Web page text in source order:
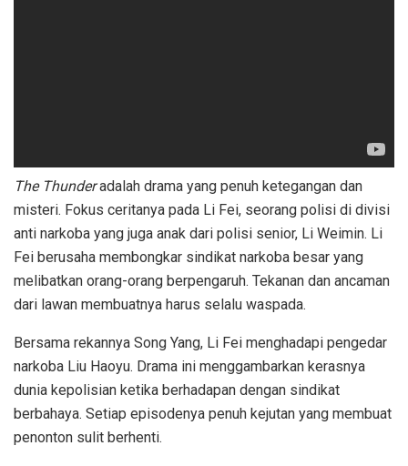
The Thunderadalah drama yang penuh ketegangan dan
misteri. Fokus ceritanya pada Li Fei, seorang polisi di divisi
anti narkoba yang juga anak dari polisi senior, Li Weimin. Li
Fei berusaha membongkar sindikat narkoba besar yang
melibatkan orang-orang berpengaruh. Tekanan dan ancaman
dari lawan membuatnya harus selalu waspada.
Bersama rekannya Song Yang, Li Fei menghadapi pengedar
narkoba Liu Haoyu. Drama ini menggambarkan kerasnya
dunia kepolisian ketika berhadapan dengan sindikat
berbahaya. Setiap episodenya penuh kejutan yang membuat
penonton sulit berhenti.